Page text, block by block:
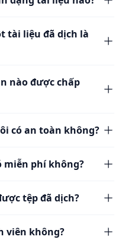
tài liệu đã dịch là
nào được chấp
có an toàn không?
miễn phí không?
tệp đã dịch?
viên không?